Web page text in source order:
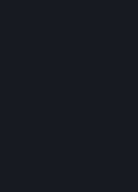
Cuando compras un
lanzamiento, se aplica
(con excepción de las
para recibir un
lanzamiento. Por
contará para las dos
reembolso. Si
fecha de lanzamiento,
momento antes de la
periodo de 14 días/dos
reembolso se aplicará